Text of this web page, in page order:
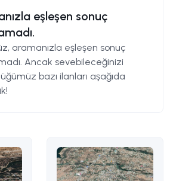
eşleşen sonuç
aramanızla eşleşen sonuç
Ancak sevebileceğinizi
bazı ilanları aşağıda